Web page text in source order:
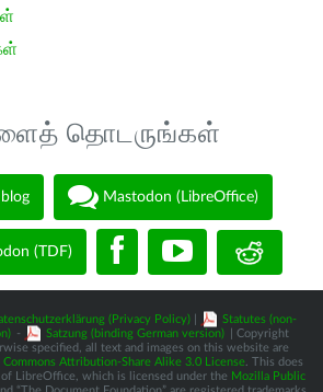
தொடருங்கள்
Mastodon (LibreOffice)
(TDF)
(Privacy Policy)
Statutes (non-
- Satzung (binding German version)
| Copyright
specified, all text and images on this website are
Commons Attribution-Share Alike 3.0 License. This does
LibreOffice, which is licensed under the Mozilla Public